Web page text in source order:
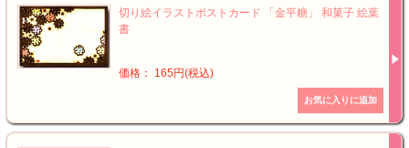
切り絵イラストポストカード 「金平糖」 和菓子 絵葉
書
価格： 165円(税込)